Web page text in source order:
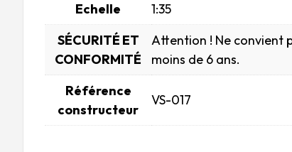
Echelle
1:35
SÉCURITÉ ET
CONFORMITÉ
Attention ! Ne convient
moins de 6 ans.
Référence
constructeur
VS-017